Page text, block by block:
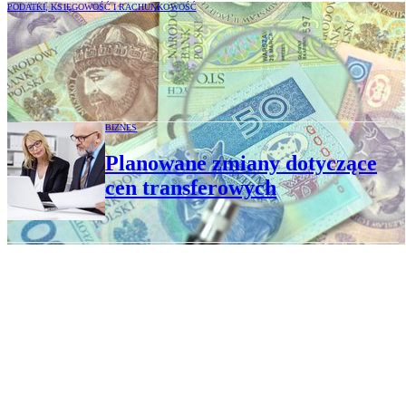
PODATKI, KSIĘGOWOŚĆ I RACHUNKOWOŚĆ
Transakcje zawarte przed wystąpieniem
powiązań nie skutkują obowiązkami
dokumentacyjnymi
BIZNES
Planowane zmiany dotyczące
cen transferowych